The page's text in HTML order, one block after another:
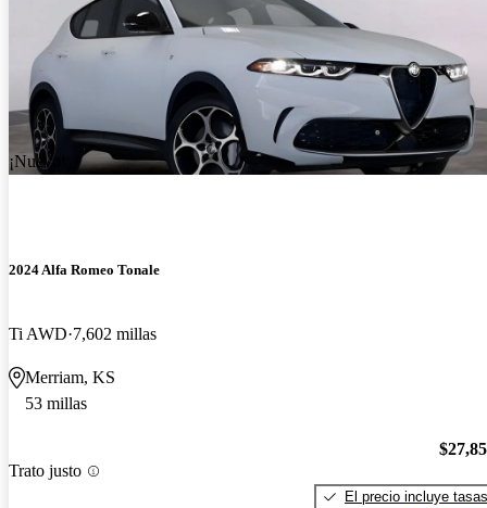
¡Nuevo!
2024 Alfa Romeo Tonale
Ti AWD 7,602 millas
Merriam, KS
53 millas
Trato justo
El precio incluye tasas